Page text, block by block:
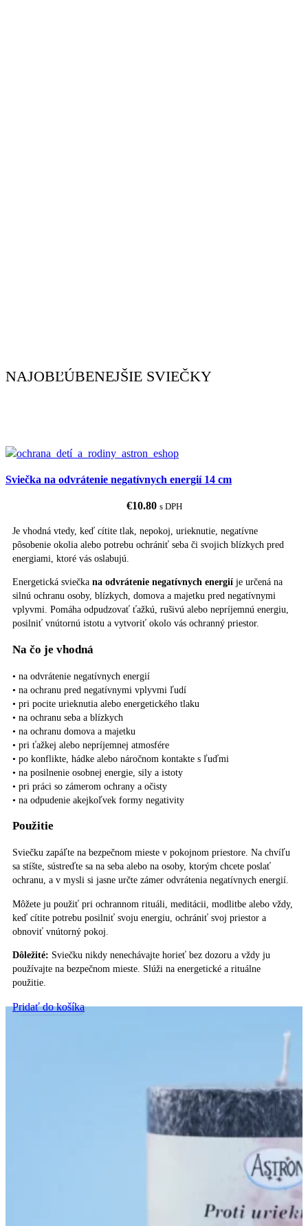
NAJOBĽÚBENEJŠIE SVIEČKY
Sviečka na odvrátenie negatívnych energií 14 cm
€10.80 s DPH
Je vhodná vtedy, keď cítite tlak, nepokoj, urieknutie, negatívne
pôsobenie okolia alebo potrebu ochrániť seba či svojich blízkych pred
energiami, ktoré vás oslabujú.
Energetická sviečka na odvrátenie negatívnych energií je určená na
silnú ochranu osoby, blízkych, domova a majetku pred negatívnymi
vplyvmi. Pomáha odpudzovať ťažkú, rušivú alebo nepríjemnú energiu,
posilniť vnútornú istotu a vytvoriť okolo vás ochranný priestor.
Na čo je vhodná
• na odvrátenie negatívnych energií
• na ochranu pred negatívnymi vplyvmi ľudí
• pri pocite urieknutia alebo energetického tlaku
• na ochranu seba a blízkych
• na ochranu domova a majetku
• pri ťažkej alebo nepríjemnej atmosfére
• po konflikte, hádke alebo náročnom kontakte s ľuďmi
• na posilnenie osobnej energie, sily a istoty
• pri práci so zámerom ochrany a očisty
• na odpudenie akejkoľvek formy negativity
Použitie
Sviečku zapáľte na bezpečnom mieste v pokojnom priestore. Na chvíľu
sa stíšte, sústreďte sa na seba alebo na osoby, ktorým chcete poslať
ochranu, a v mysli si jasne určte zámer odvrátenia negatívnych energií.
Môžete ju použiť pri ochrannom rituáli, meditácii, modlitbe alebo vždy,
keď cítite potrebu posilniť svoju energiu, ochrániť svoj priestor a
obnoviť vnútorný pokoj.
Dôležité: Sviečku nikdy nenechávajte horieť bez dozoru a vždy ju
používajte na bezpečnom mieste. Slúži na energetické a rituálne
použitie.
Pridať do košíka